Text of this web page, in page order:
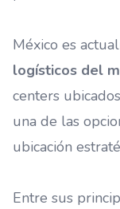
México es
logísticos del
centers
una de las
ubicación
Entre sus